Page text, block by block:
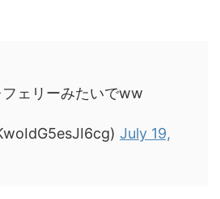
ェリーみたいでww
July 19,